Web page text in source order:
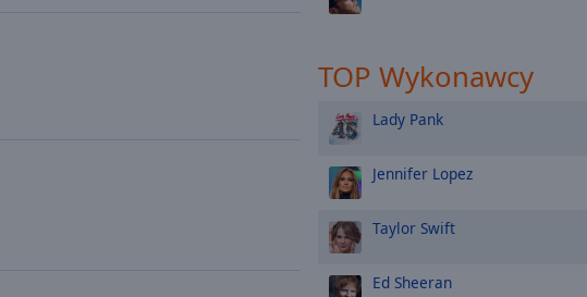
TOP Wykonawcy
Lady Pank
Jennifer Lopez
Taylor Swift
Ed Sheeran